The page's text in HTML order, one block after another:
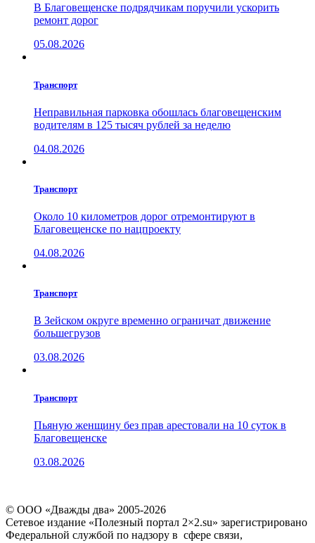
В Благовещенске подрядчикам поручили ускорить
ремонт дорог
05.08.2026
Транспорт
Неправильная парковка обошлась благовещенским
водителям в 125 тысяч рублей за неделю
04.08.2026
Транспорт
Около 10 километров дорог отремонтируют в
Благовещенске по нацпроекту
04.08.2026
Транспорт
В Зейском округе временно ограничат движение
большегрузов
03.08.2026
Транспорт
Пьяную женщину без прав арестовали на 10 суток в
Благовещенске
03.08.2026
© ООО «Дважды два» 2005-2026
Сетевое издание «Полезный портал 2×2.su» зарегистрировано
Федеральной службой по надзору в сфере связи,